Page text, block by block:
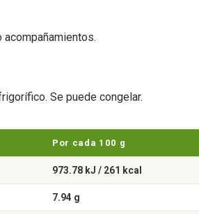
Se puede congelar.
Por cada 100 g
973.78 kJ / 261 kcal
7.94 g